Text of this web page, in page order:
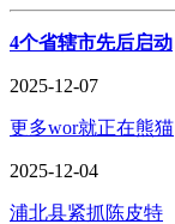
4个省辖市先后启动
2025-12-07
更多wor就正在熊猫
2025-12-04
浦北县紧抓陈皮特